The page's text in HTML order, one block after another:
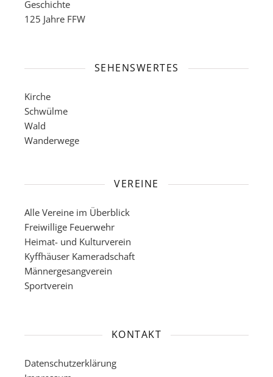
Geschichte
125 Jahre FFW
SEHENSWERTES
Kirche
Schwülme
Wald
Wanderwege
VEREINE
Alle Vereine im Überblick
Freiwillige Feuerwehr
Heimat- und Kulturverein
Kyffhäuser Kameradschaft
Männergesangverein
Sportverein
KONTAKT
Datenschutzerklärung